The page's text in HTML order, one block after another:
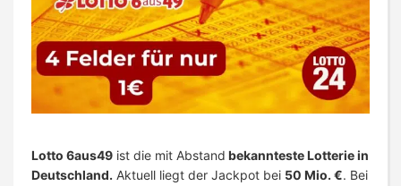
Lotto 6aus49 ist die mit Abstand bekannteste Lotterie in
Deutschland. Aktuell liegt der Jackpot bei 50 Mio. €. Bei